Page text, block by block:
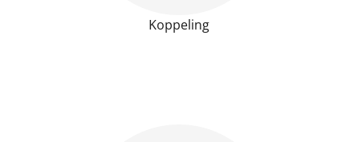
Koppeling